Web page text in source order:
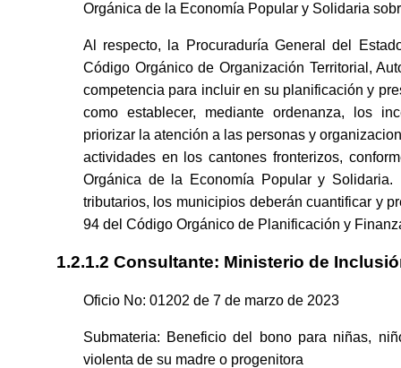
Orgánica de la Economía Popular y Solidaria
Al respecto, la Procuraduría General del
Código Orgánico de Organización Territorial,
competencia para incluir en su planificación y
como establecer, mediante ordenanza, los
priorizar la atención a las personas y
actividades en los cantones fronterizos,
Orgánica de la Economía Popular y
tributarios, los municipios deberán cuantificar y
94 del Código Orgánico de Planificación y
1.2.1.2 Consultante: Ministerio de
Oficio No: 01202 de 7 de marzo de 2023
Submateria: Beneficio del bono para niñas,
violenta de su madre o progenitora